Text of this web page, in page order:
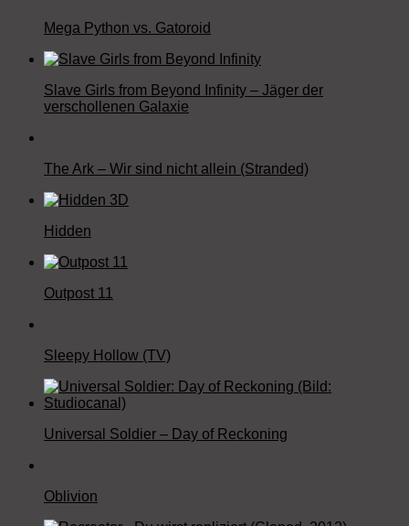
Mega Python vs. Gatoroid
Slave Girls from Beyond Infinity – Jäger der
verschollenen Galaxie
The Ark – Wir sind nicht allein (Stranded)
Hidden
Outpost 11
Sleepy Hollow (TV)
Universal Soldier – Day of Reckoning
Oblivion